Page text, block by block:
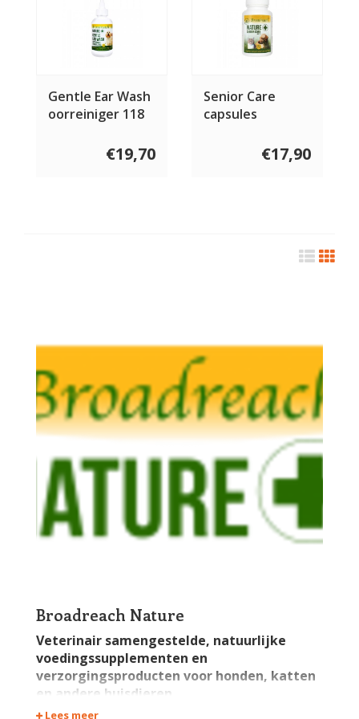
Gentle Ear Wash
oorreiniger 118
€19,70
Senior Care
capsules
€17,90
Broadreach Nature
Veterinair samengestelde, natuurlijke
voedingssupplementen en
verzorgingsproducten voor honden, katten
en andere huisdieren.
Lees meer